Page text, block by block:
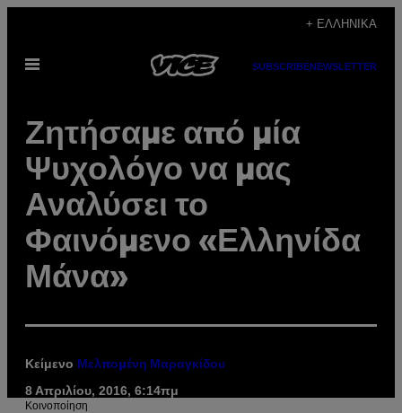
περιεχόμενο
+ ΕΛΛΗΝΙΚΆ
Ανοίξτε
SUBSCRIBENEWSLETTER
Ζητήσαμε από μία
Ψυχολόγο να μας
Αναλύσει το
Φαινόμενο «Ελληνίδα
Μάνα»
Κείμενο Μελπομένη Μαραγκίδου
8 Απριλίου, 2016, 6:14πμ
Kοινοποίηση